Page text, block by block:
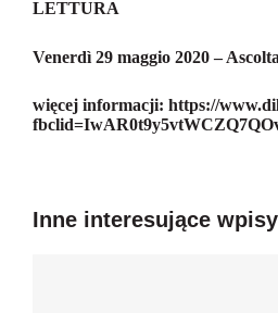
LETTURA
Venerdì 29 maggio 2020 –
więcej informacji: https://
Inne interesujące wpisy